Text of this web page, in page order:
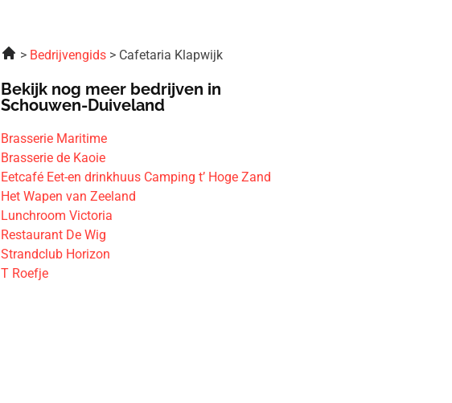
Bedrijvengids Cafetaria Klapwijk
Bekijk nog meer bedrijven in
Schouwen-Duiveland
Brasserie Maritime
Brasserie de Kaoie
Eetcafé Eet-en drinkhuus Camping t’ Hoge Zand
Het Wapen van Zeeland
Lunchroom Victoria
Restaurant De Wig
Strandclub Horizon
T Roefje